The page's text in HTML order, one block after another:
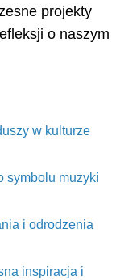
projekty
o naszym
w kulturze
symbolu muzyki
i odrodzenia
inspiracja i